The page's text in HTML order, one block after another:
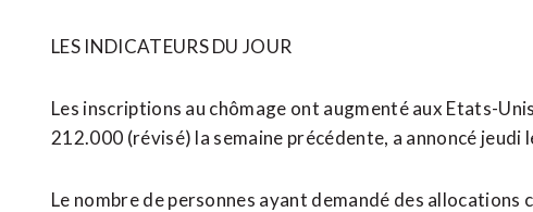
LES INDICATEURS DU ‌JOUR
Les inscriptions au chômage ont augmenté aux ​Etats-
212.000 (révisé) la semaine précédente, a annoncé
Le nombre de personnes ayant demandé des